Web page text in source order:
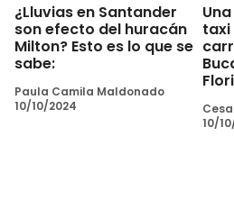
¿Lluvias en Santander
son efecto del huracán
Milton? Esto es lo que se
sabe:
Paula Camila Maldonado
10/10/2024
taxi
10/